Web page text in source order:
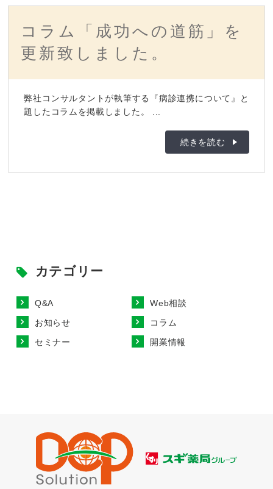
コラム「成功への道筋」を
更新致しました。
弊社コンサルタントが執筆する『病診連携について』と
題したコラムを掲載しました。 ...
続きを読む
カテゴリー
Q&A
Web相談
お知らせ
コラム
セミナー
開業情報